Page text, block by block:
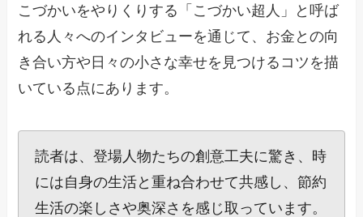
こづかいをやりくりする「こづかい超人」と呼ば
れる人々へのインタビューを通じて、お金との向
き合い方や日々の小さな幸せを見つけるコツを描
いている点にあります。
読者は、登場人物たちの創意工夫に驚き、時
には自身の生活と重ね合わせて共感し、節約
生活の楽しさや奥深さを感じ取っています。